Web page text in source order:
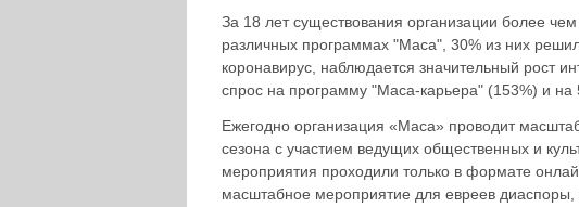
За 18 лет существования организации более
различных программах "Маса", 30% из них
коронавирус, наблюдается значительный рост
спрос на программу "Маса-карьера" (153%) и на
Ежегодно организация «Маса» проводит
сезона с участием ведущих общественных и
мероприятия проходили только в формате
масштабное мероприятие для евреев диаспоры,